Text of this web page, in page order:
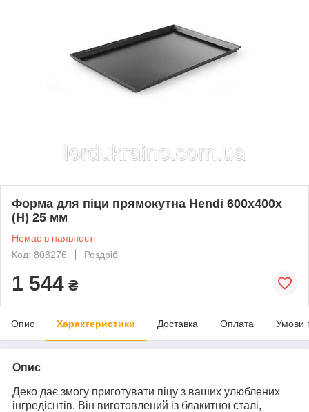
Форма для піци прямокутна Hendi 600x400x
(H) 25 мм
Немає в наявності
Код: 808276
Роздріб
1 544 ₴
Опис Характеристики Доставка Оплата Умови
Опис
Деко дає змогу приготувати піцу з ваших улюблених
інгредієнтів. Він виготовлений із блакитної сталі,